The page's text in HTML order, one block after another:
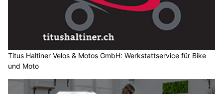
Titus Haltiner Velos & Motos GmbH: Werkstattservice für Bike
und Moto